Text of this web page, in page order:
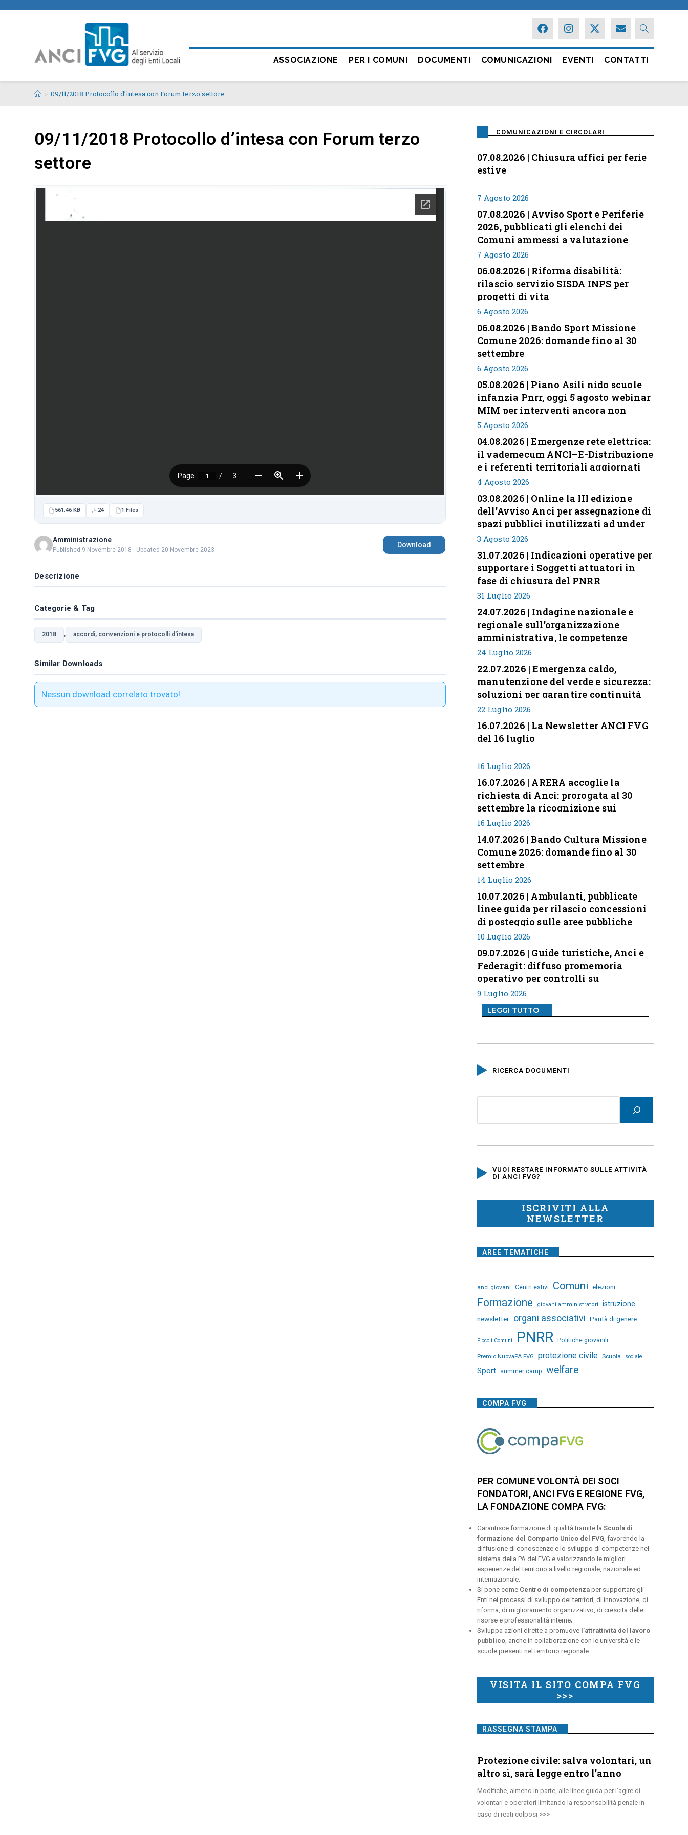
ASSOCIAZIONE PER I COMUNI DOCUMENTI COMUNICAZIONI EVENTI CONTATTI
> 09/11/2018 Protocollo d’intesa con Forum terzo settore
09/11/2018 Protocollo d’intesa con Forum terzo
settore
561.46 KB 24 1 Files
Amministrazione
Published 9 Novembre 2018 · Updated 20 Novembre 2023
Download
Descrizione
Categorie & Tag
2018 , accordi, convenzioni e protocolli d'intesa
Similar Downloads
Nessun download correlato trovato!
COMUNICAZIONI E CIRCOLARI
07.08.2026 | Chiusura uffici per ferie
estive
7 Agosto 2026
07.08.2026 | Avviso Sport e Periferie
2026, pubblicati gli elenchi dei
Comuni ammessi a valutazione
7 Agosto 2026
06.08.2026 | Riforma disabilità:
rilascio servizio SISDA INPS per
progetti di vita
6 Agosto 2026
06.08.2026 | Bando Sport Missione
Comune 2026: domande fino al 30
settembre
6 Agosto 2026
05.08.2026 | Piano Asili nido scuole
infanzia Pnrr, oggi 5 agosto webinar
MIM per interventi ancora non
conclusi
5 Agosto 2026
04.08.2026 | Emergenze rete elettrica:
il vademecum ANCI–E-Distribuzione
e i referenti territoriali aggiornati
4 Agosto 2026
03.08.2026 | Online la III edizione
dell’Avviso Anci per assegnazione di
spazi pubblici inutilizzati ad under
35
3 Agosto 2026
31.07.2026 | Indicazioni operative per
supportare i Soggetti attuatori in
fase di chiusura del PNRR
31 Luglio 2026
24.07.2026 | Indagine nazionale e
regionale sull’organizzazione
amministrativa, le competenze
professionali e i modelli di gestione
nei piccoli Comuni italiani
24 Luglio 2026
22.07.2026 | Emergenza caldo,
manutenzione del verde e sicurezza:
soluzioni per garantire continuità
servizi
22 Luglio 2026
16.07.2026 | La Newsletter ANCI FVG
del 16 luglio
16 Luglio 2026
16.07.2026 | ARERA accoglie la
richiesta di Anci: prorogata al 30
settembre la ricognizione sui
corrispettivi
16 Luglio 2026
14.07.2026 | Bando Cultura Missione
Comune 2026: domande fino al 30
settembre
14 Luglio 2026
10.07.2026 | Ambulanti, pubblicate
linee guida per rilascio concessioni
di posteggio sulle aree pubbliche
10 Luglio 2026
09.07.2026 | Guide turistiche, Anci e
Federagit: diffuso promemoria
operativo per controlli su
professione
9 Luglio 2026
LEGGI TUTTO
RICERCA DOCUMENTI
VUOI RESTARE INFORMATO SULLE ATTIVITÀ
DI ANCI FVG?
ISCRIVITI ALLA
NEWSLETTER
AREE TEMATICHE
anci giovani Centri estivi Comuni elezioni
Formazione giovani amministratori
istruzione
newsletter organi associativi Parità di genere
Piccoli Comuni PNRR Politiche giovanili
Premio NuovaPA FVG protezione civile Scuola sociale
Sport summer camp welfare
COMPA FVG
PER COMUNE VOLONTÀ DEI SOCI
FONDATORI, ANCI FVG E REGIONE FVG,
LA FONDAZIONE COMPA FVG:
Garantisce formazione di qualità tramite la Scuola di
formazione del Comparto Unico del FVG, favorendo la
diffusione di conoscenze e lo sviluppo di competenze nel
sistema della PA del FVG e valorizzando le migliori
esperienze del territorio a livello regionale, nazionale ed
internazionale;
Si pone come Centro di competenzaper supportare gli
Enti nei processi di sviluppo dei territori, di innovazione, di
riforma, di miglioramento organizzativo, di crescita delle
risorse e professionalità interne;
Sviluppa azioni dirette a promuove l’attrattività del lavoro
pubblico, anche in collaborazione con le università e le
scuole presenti nel territorio regionale.
VISITA IL SITO COMPA FVG
>>>
RASSEGNA STAMPA
Protezione civile: salva volontari, un
altro sì, sarà legge entro l’anno
Modifiche, almeno in parte, alle linee guida per l’agire di
volontari e operatori limitando la responsabilità penale in
caso di reati colposi